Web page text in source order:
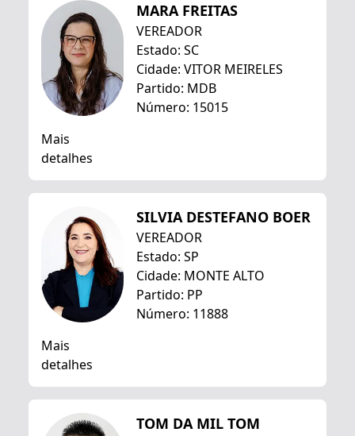
MARA FREITAS
VEREADOR
Estado: SC
Cidade: VITOR MEIRELES
Partido: MDB
Número: 15015
Mais
detalhes
SILVIA DESTEFANO BOER
VEREADOR
Estado: SP
Cidade: MONTE ALTO
Partido: PP
Número: 11888
Mais
detalhes
TOM DA MIL TOM